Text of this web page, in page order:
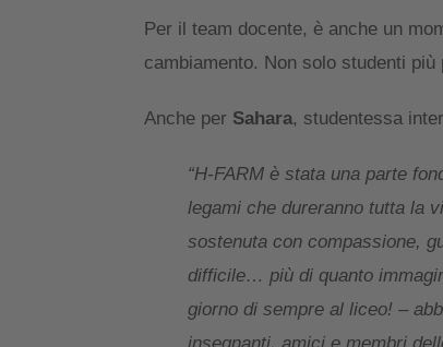
Per il team docente, è anche un
cambiamento. Non solo studenti
Anche per Sahara, studentessa
“H-FARM è stata una parte
legami che dureranno tutta la
sostenuta con compassione,
difficile… più di quanto
giorno di sempre al liceo! –